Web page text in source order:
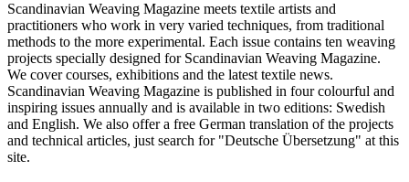
Scandinavian Weaving Magazine meets textile artists and
practitioners who work in very varied techniques, from traditional
methods to the more experimental. Each issue contains ten weaving
projects specially designed for Scandinavian Weaving Magazine.
We cover courses, exhibitions and the latest textile news.
Scandinavian Weaving Magazine is published in four colourful and
inspiring issues annually and is available in two editions: Swedish
and English. We also offer a free German translation of the projects
and technical articles, just search for "Deutsche Übersetzung" at this
site.